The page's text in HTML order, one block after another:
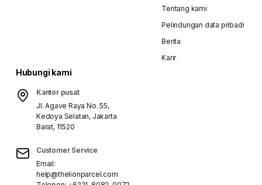
Tentang kami
Pelindungan data pribadi
Berita
Karir
Hubungi kami
Kantor pusat
Jl. Agave Raya No. 55,
Kedoya Selatan, Jakarta
Barat, 11520
Customer Service
Email:
help@thelionparcel.com